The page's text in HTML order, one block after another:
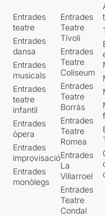
Entrades
teatre
Entrades
dansa
Entrades
musicals
Entrades
teatre
infantil
Entrades
òpera
Entrades
improvisació
Entrades
monòlegs
Entrades
Teatre
Tívoli
Entrades
Teatre
Coliseum
Entrades
Teatre
Borràs
Entrades
Teatre
Romea
Entrades
La
Villarroel
Entrades
Teatre
Condal